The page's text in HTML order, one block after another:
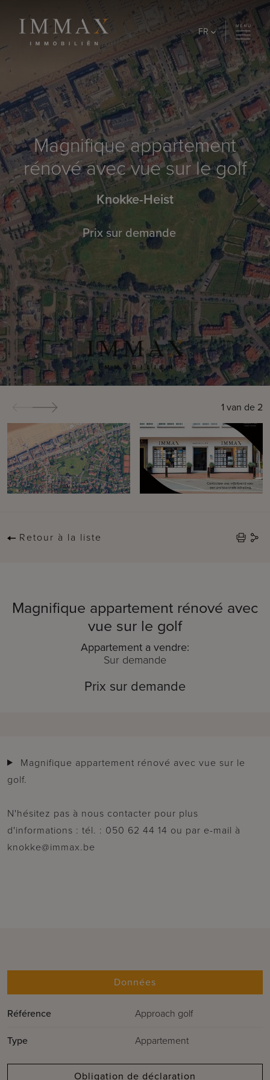
FR
Magnifique appartement
rénové avec vue sur le golf
Knokke-Heist
Prix sur demande
1 van de 2
Retour à la liste
Magnifique appartement rénové avec
vue sur le golf
Appartement a vendre:
Sur demande
Prix sur demande
golf.
N'hésitez pas à nous contacter pour plus
d'informations : tél. : 050 62 44 14 ou par e-mail à
knokke@immax.be
Données
Référence
Approach golf
Type
Appartement
Obligation de déclaration